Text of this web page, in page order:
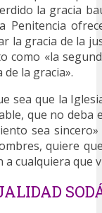
la gracia
Penitencia
la gracia de la
como «la
la gracia».
sea que la
que no deba
sea sincero»
quiere
cualquiera que